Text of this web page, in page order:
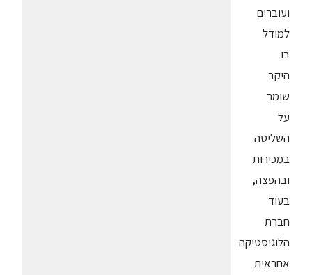
ועוברים
למודל
בו
היקב
שומר
על
השליטה
במכירות
ובהפצה,
בעוד
חברת
הלוגיסטיקה
אחראית